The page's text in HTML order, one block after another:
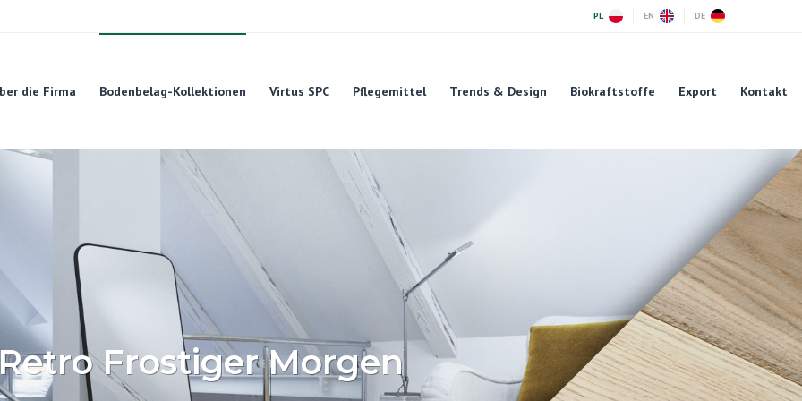
PL EN DE
die Firma Bodenbelag-Kollektionen Virtus SPC Pflegemittel Trends & Design Biokraftstoffe Export Kontakt
Frostiger Morgen